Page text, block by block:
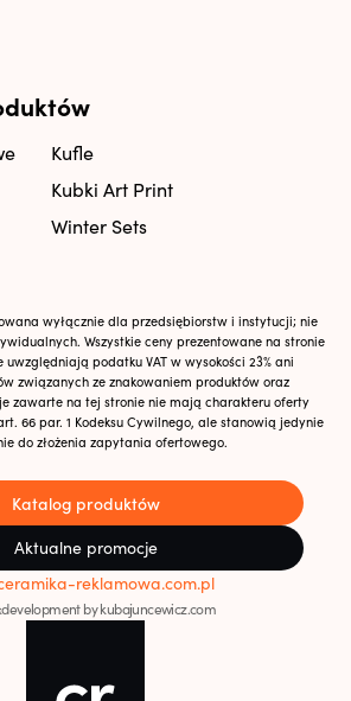
Kufle
Kubki Art Print
Winter Sets
wyłącznie dla przedsiębiorstw i instytucji; nie
Wszystkie ceny prezentowane na stronie
podatku VAT w wysokości 23% ani
związanych ze znakowaniem produktów oraz
zawarte na tej stronie nie mają charakteru oferty
66 par. 1 Kodeksu Cywilnego, ale stanowią jedynie
do złożenia zapytania ofertowego.
Katalog produktów
Aktualne promocje
reklamowa.com.pl
by kubajuncewicz.com